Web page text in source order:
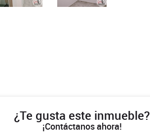
¿Te gusta este inmueble?
¡Contáctanos ahora!